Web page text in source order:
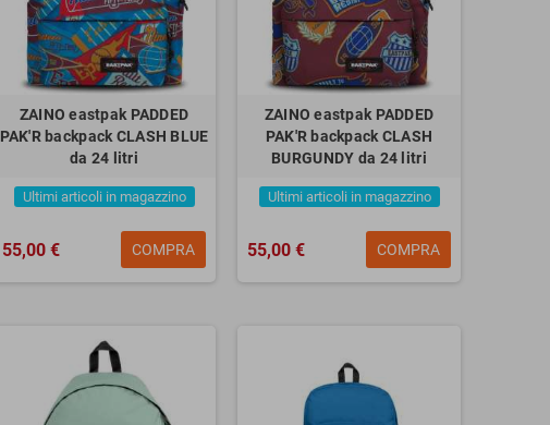
ZAINO eastpak PADDED
PAK'R backpack CLASH BLUE
da 24 litri
Ultimi articoli in magazzino
55,00 € COMPRA
ZAINO eastpak PADDED
PAK'R backpack CLASH
BURGUNDY da 24 litri
Ultimi articoli in magazzino
55,00 € COMPRA